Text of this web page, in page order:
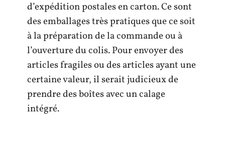
d’expédition postales en carton. Ce sont
des emballages très pratiques que ce soit
à la préparation de la commande ou à
l’ouverture du colis. Pour envoyer des
articles fragiles ou des articles ayant une
certaine valeur, il serait judicieux de
prendre des boîtes avec un calage
intégré.